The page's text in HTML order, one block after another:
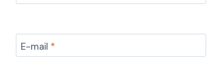
E-mail *